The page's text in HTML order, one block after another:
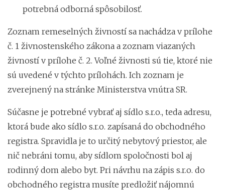
potrebná odborná spôsobilosť.
Zoznam remeselných živností sa nachádza v prílohe
č. 1 živnostenského zákona a zoznam viazaných
živností v prílohe č. 2. Voľné živnosti sú tie, ktoré nie
sú uvedené v týchto prílohách. Ich zoznam je
zverejnený na stránke Ministerstva vnútra SR.
Súčasne je potrebné vybrať aj sídlo s.r.o., teda adresu,
ktorá bude ako sídlo s.r.o. zapísaná do obchodného
registra. Spravidla je to určitý nebytový priestor, ale
nič nebráni tomu, aby sídlom spoločnosti bol aj
rodinný dom alebo byt. Pri návrhu na zápis s.r.o. do
obchodného registra musíte predložiť nájomnú